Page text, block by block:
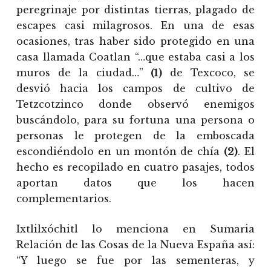
peregrinaje por distintas tierras, plagado de
escapes casi milagrosos. En una de esas
ocasiones, tras haber sido protegido en una
casa llamada Coatlan “…que estaba casi a los
muros de la ciudad…” (1) de Texcoco, se
desvió hacia los campos de cultivo de
Tetzcotzinco donde observó enemigos
buscándolo, para su fortuna una persona o
personas le protegen de la emboscada
escondiéndolo en un montón de chía (2). El
hecho es recopilado en cuatro pasajes, todos
aportan datos que los hacen
complementarios.
Ixtlilxóchitl lo menciona en Sumaria
Relación de las Cosas de la Nueva España así:
“Y luego se fue por las sementeras, y